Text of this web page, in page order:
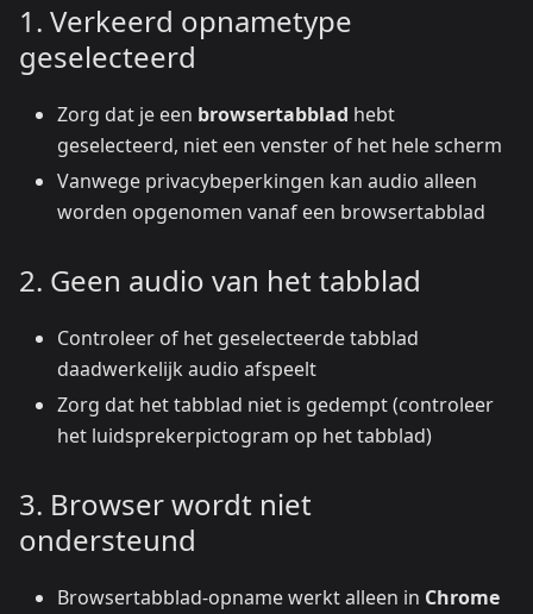
1. Verkeerd opnametype
geselecteerd
Zorg dat je een browsertabblad hebt
geselecteerd, niet een venster of het hele scherm
Vanwege privacybeperkingen kan audio alleen
worden opgenomen vanaf een browsertabblad
2. Geen audio van het tabblad
Controleer of het geselecteerde tabblad
daadwerkelijk audio afspeelt
Zorg dat het tabblad niet is gedempt (controleer
het luidsprekerpictogram op het tabblad)
3. Browser wordt niet
ondersteund
Browsertabblad-opname werkt alleen in Chrome